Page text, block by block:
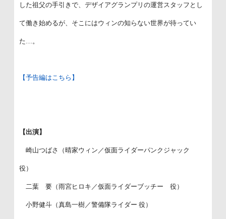
した祖父の手引きで、デザイアグランプリの運営スタッフとし
て働き始めるが、そこにはウィンの知らない世界が待ってい
た…。
【予告編はこちら】
【出演】
崎山つばさ（晴家ウィン／仮面ライダーパンクジャック
役）
二葉 要（雨宮ヒロキ／仮面ライダーブッチー 役）
小野健斗（真島一樹／警備隊ライダー 役）